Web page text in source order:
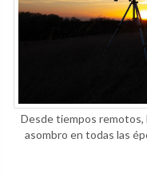
Desde tiempos remotos,
asombro en todas las